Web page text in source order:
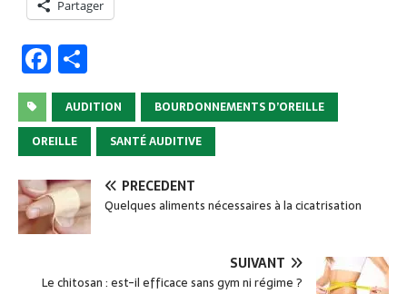
Partager
F
a
c
e
b
o
o
ar
ta
g
er
AUDITION
BOURDONNEMENTS D’OREILLE
OREILLE
SANTÉ AUDITIVE
PRÉCÉDENT
Quelques aliments nécessaires à la cicatrisation
SUIVANT
Le chitosan : est-il efficace sans gym ni régime ?